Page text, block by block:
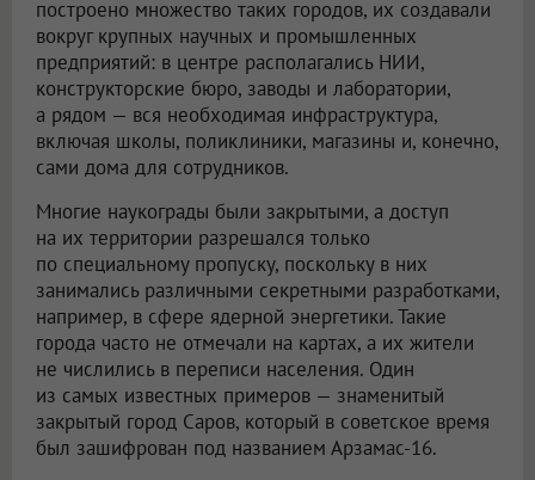
построено множество таких городов, их создавали
вокруг крупных научных и промышленных
предприятий: в центре располагались НИИ,
конструкторские бюро, заводы и лаборатории,
а рядом — вся необходимая инфраструктура,
включая школы, поликлиники, магазины и, конечно,
сами дома для сотрудников.
Многие наукограды были закрытыми, а доступ
на их территории разрешался только
по специальному пропуску, поскольку в них
занимались различными секретными разработками,
например, в сфере ядерной энергетики. Такие
города часто не отмечали на картах, а их жители
не числились в переписи населения. Один
из самых известных примеров — знаменитый
закрытый город Саров, который в советское время
был зашифрован под названием Арзамас-16.